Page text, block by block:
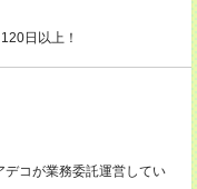
日以上！
コが業務委託運営してい